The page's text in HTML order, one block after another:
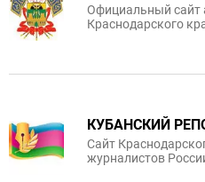
Официальный сайт
Краснодарского
КУБАНСКИЙ
Сайт
журналистов